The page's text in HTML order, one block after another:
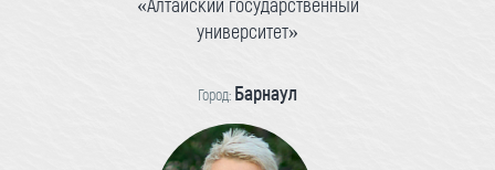
университет»
Город: Барнаул